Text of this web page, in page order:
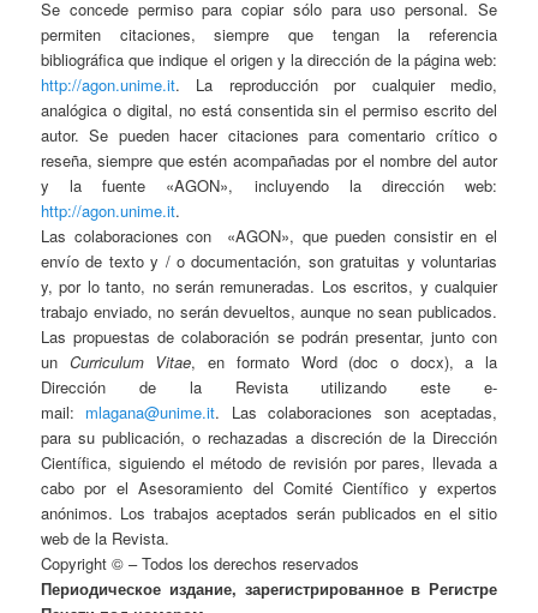
Se concede permiso para copiar sólo para uso personal. Se
permiten citaciones, siempre que tengan la referencia
bibliográfica que indique el origen y la dirección de la página web:
http://agon.unime.it. La reproducción por cualquier medio,
analógica o digital, no está consentida sin el permiso escrito del
autor. Se pueden hacer citaciones para comentario crítico o
reseña, siempre que estén acompañadas por el nombre del autor
y la fuente «AGON», incluyendo la dirección web:
http://agon.unime.it.
Las colaboraciones con
«AGON», que pueden consistir en el
envío de texto y / o documentación, son gratuitas y voluntarias
y, por lo tanto, no serán remuneradas. Los escritos, y cualquier
trabajo enviado, no serán devueltos, aunque no sean publicados.
Las propuestas de colaboración se podrán presentar, junto con
un Curriculum Vitae, en formato Word (doc o docx), a la
Dirección de la Revista utilizando este e-
mail: mlagana@unime.it. Las colaboraciones son aceptadas,
para su publicación, o rechazadas a discreción de la Dirección
Científica, siguiendo el método de revisión por pares, llevada a
cabo por el Asesoramiento del Comité Científico y expertos
anónimos. Los trabajos aceptados serán publicados en el sitio
web de la Revista.
Copyright © – Todos los derechos reservados
Периодическое издание, зарегистрированное в Регистре